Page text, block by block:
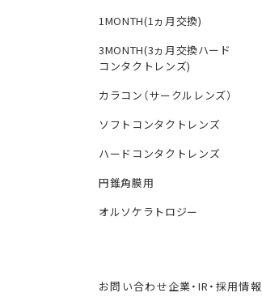
1MONTH(1ヵ月交換)
3MONTH(3ヵ月交換ハード
コンタクトレンズ)
カラコン（サークルレンズ）
ソフトコンタクトレンズ
ハードコンタクトレンズ
円錐角膜用
オルソケラトロジー
お問い合わせ企業・IR・採用情報